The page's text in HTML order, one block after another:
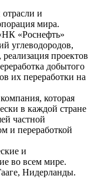
и
мира.
«Роснефть»
углеводородов,
реализация проектов
добытого
их переработки на
которая
в каждой стране
частной
и переработкой
и
во всем мире.
Нидерланды.